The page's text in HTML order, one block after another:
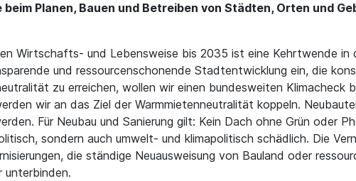
Planen, Bauen und Betreiben von Städten, Orten und
Wirtschafts- und Lebensweise bis 2035 ist eine Kehrtwende in
und ressourcenschonende Stadtentwicklung ein, die
zu erreichen, wollen wir einen bundesweiten Klimacheck
wir an das Ziel der Warmmietenneutralität koppeln.
Für Neubau und Sanierung gilt: Kein Dach ohne Grün oder
sondern auch umwelt- und klimapolitisch schädlich. Die
die ständige Neuausweisung von Bauland oder
unterbinden.